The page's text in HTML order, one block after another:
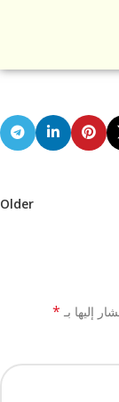
Older
إليها بـ *